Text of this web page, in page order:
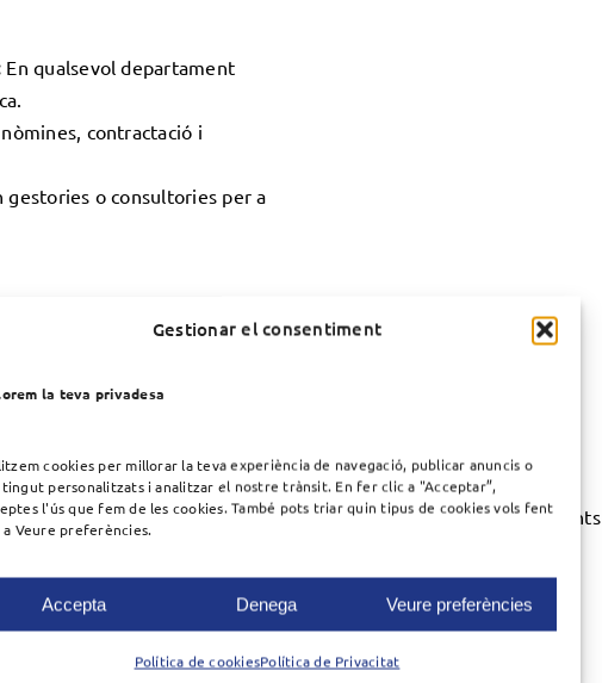
Gestionar el consentiment
la teva privadesa
cookies per millorar la teva experiència de navegació, publicar anuncis o
personalitzats i analitzar el nostre trànsit. En fer clic a "Acceptar”,
l'ús que fem de les cookies. També pots triar quin tipus de cookies vols fent
a Veure preferències.
Accepta Denega Veure preferències
Política de cookiesPolítica de Privacitat
En qualsevol departament
contractació i
o consultories per a
orientat a Gestió Esportiva, cal complir algun dels següents
de 25 anys.
de 45 anys.